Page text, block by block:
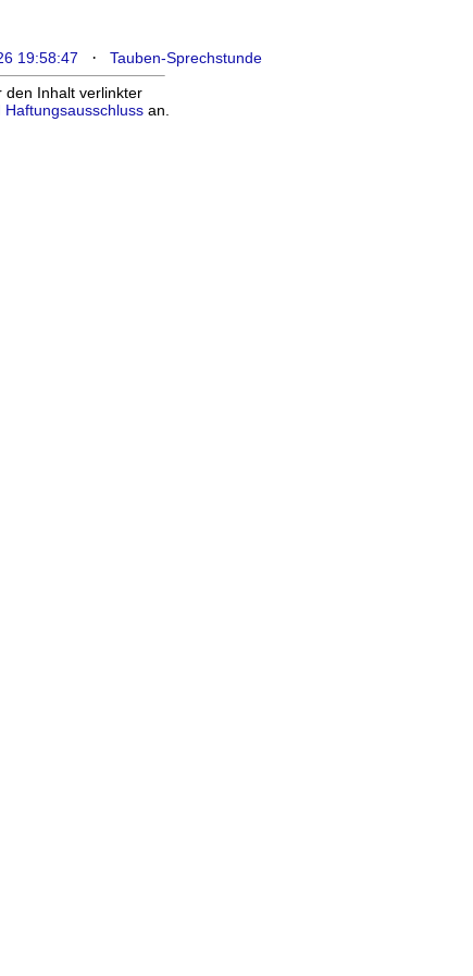
19:58:47 · Tauben-Sprechstunde
den Inhalt verlinkter
an.